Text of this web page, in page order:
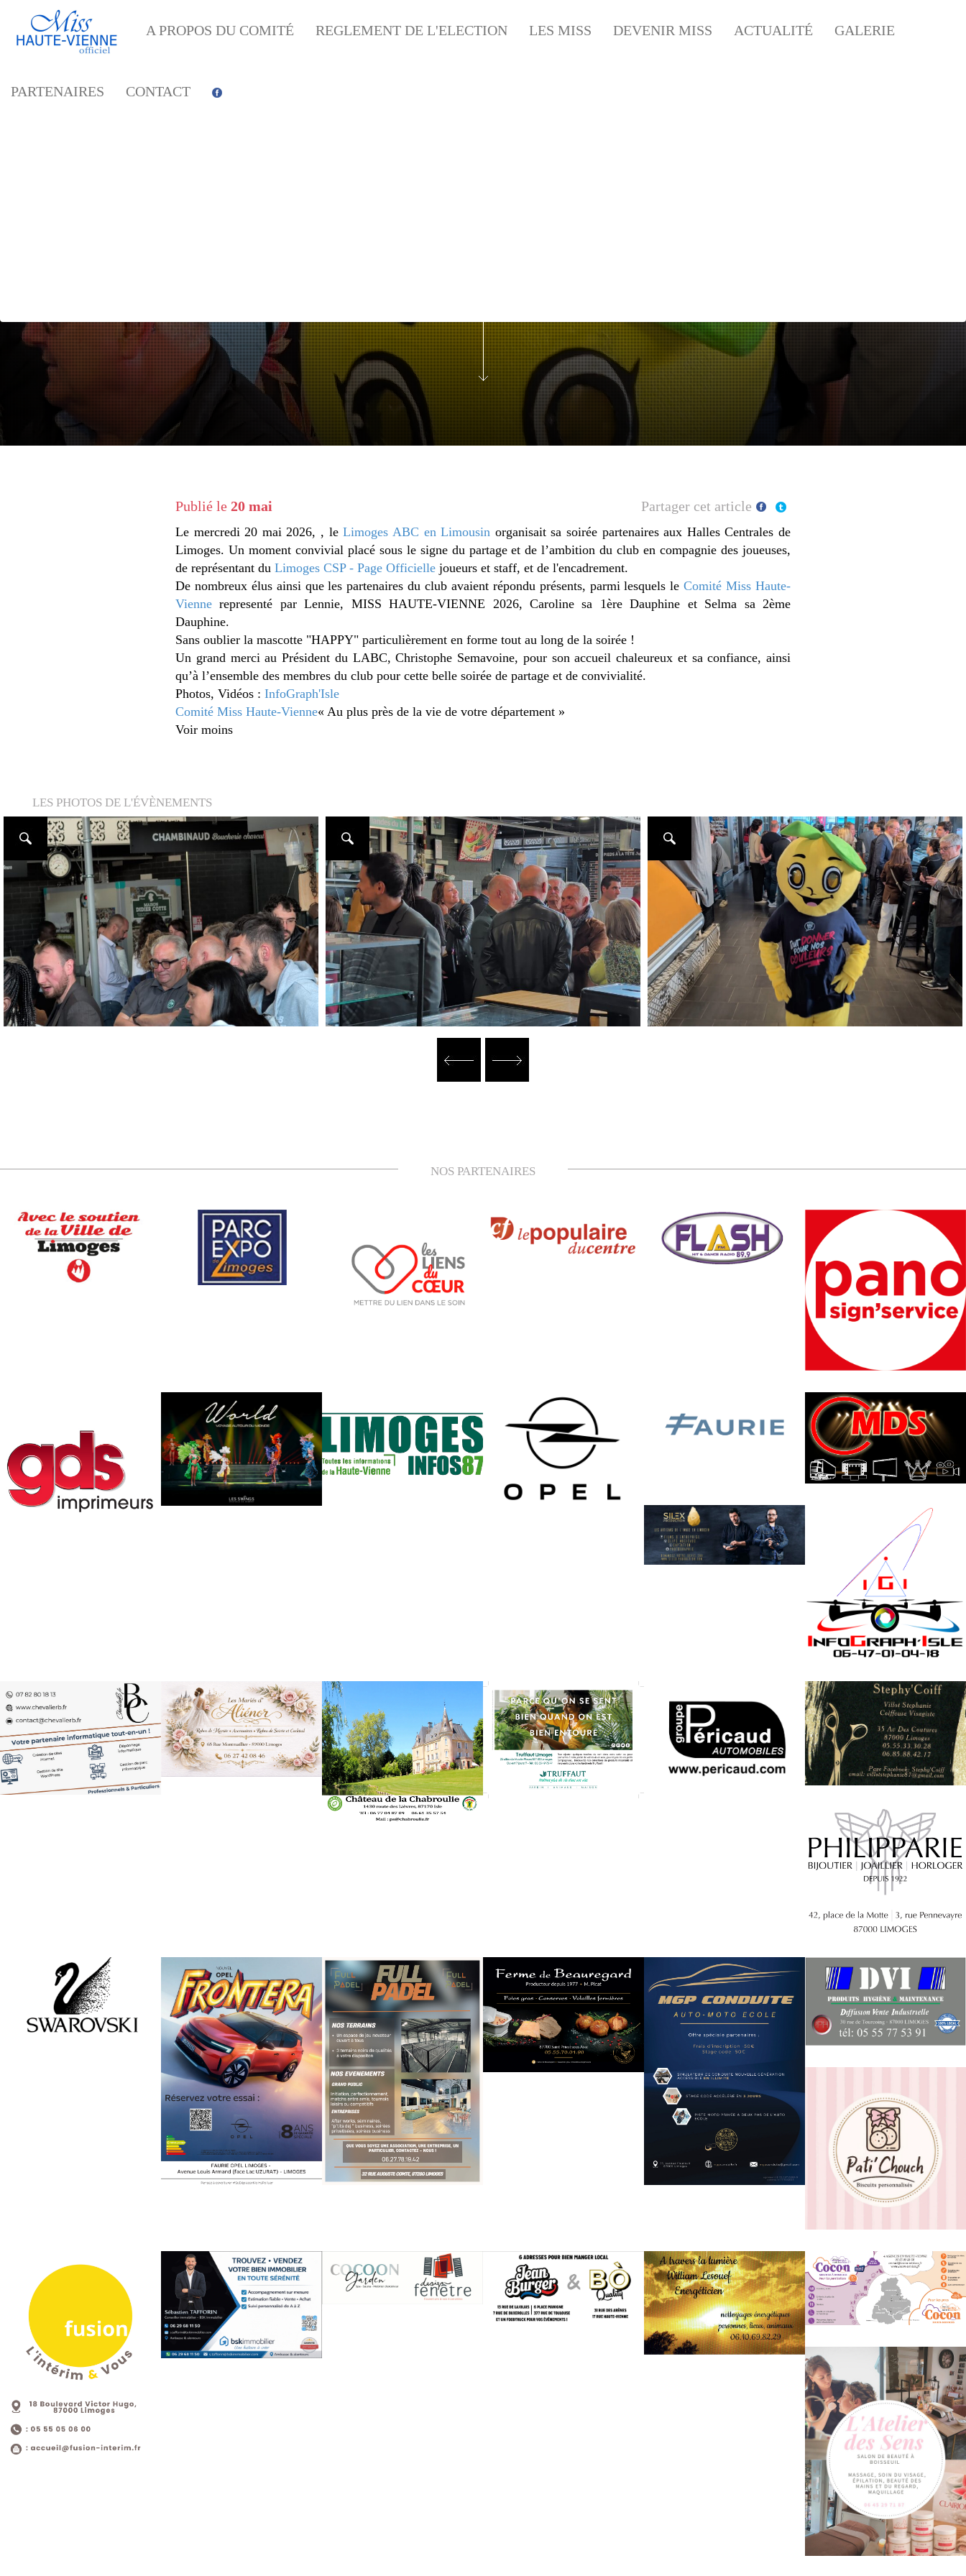
A PROPOS DU COMITÉ REGLEMENT DE L'ELECTION LES MISS DEVENIR MISS ACTUALITÉ GALERIE
PARTENAIRES CONTACT
Publié le 20 mai Partager cet article
Le mercredi 20 mai 2026, , leLimoges ABC en Limousin organisait sa soirée partenaires aux Halles Centrales de
Limoges. Un moment convivial placé sous le signe du partage et de l’ambition du club en compagnie des joueuses,
de représentant du Limoges CSP - Page Officielle joueurs et staff, et de l'encadrement.
De nombreux élus ainsi que les partenaires du club avaient répondu présents, parmi lesquels leComité Miss Haute-
Vienne representé par Lennie, MISS HAUTE-VIENNE 2026, Caroline sa 1ère Dauphine et Selma sa 2ème
Dauphine.
Sans oublier la mascotte "HAPPY" particulièrement en forme tout au long de la soirée !
Un grand merci au Président du LABC, Christophe Semavoine, pour son accueil chaleureux et sa confiance, ainsi
qu’à l’ensemble des membres du club pour cette belle soirée de partage et de convivialité.
Photos, Vidéos : InfoGraph'Isle
Comité Miss Haute-Vienne« Au plus près de la vie de votre département »
Voir moins
LES PHOTOS DE L'ÉVÈNEMENTS
NOS PARTENAIRES